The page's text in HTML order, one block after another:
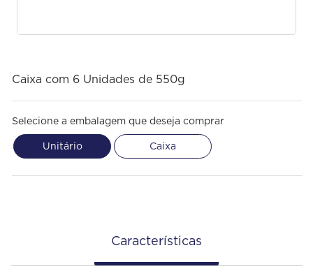
Caixa com 6 Unidades de 550g
Selecione a embalagem que deseja comprar
Unitário Caixa
Características